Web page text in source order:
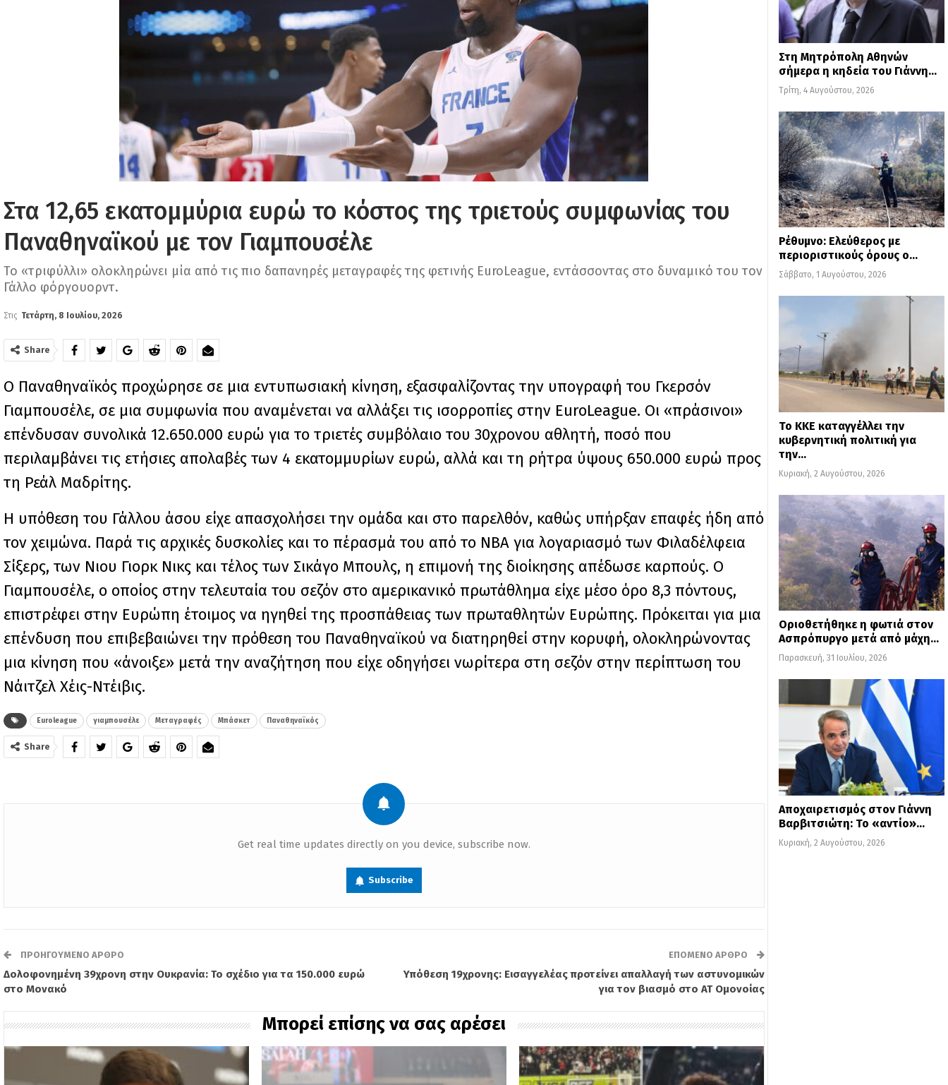
Στα 12,65 εκατομμύρια ευρώ το κόστος της τριετούς συμφωνίας του
Παναθηναϊκού με τον Γιαμπουσέλε
Το «τριφύλλι» ολοκληρώνει μία από τις πιο δαπανηρές μεταγραφές της φετινής EuroLeague, εντάσσοντας στο δυναμικό του τον
Γάλλο φόργουορντ.
Στις Τετάρτη, 8 Ιουλίου, 2026
Share
Ο Παναθηναϊκός προχώρησε σε μια εντυπωσιακή κίνηση, εξασφαλίζοντας την υπογραφή του Γκερσόν
Γιαμπουσέλε, σε μια συμφωνία που αναμένεται να αλλάξει τις ισορροπίες στην EuroLeague. Οι «πράσινοι»
επένδυσαν συνολικά 12.650.000 ευρώ για το τριετές συμβόλαιο του 30χρονου αθλητή, ποσό που
περιλαμβάνει τις ετήσιες απολαβές των 4 εκατομμυρίων ευρώ, αλλά και τη ρήτρα ύψους 650.000 ευρώ προς
τη Ρεάλ Μαδρίτης.
Η υπόθεση του Γάλλου άσου είχε απασχολήσει την ομάδα και στο παρελθόν, καθώς υπήρξαν επαφές ήδη από
τον χειμώνα. Παρά τις αρχικές δυσκολίες και το πέρασμά του από το NBA για λογαριασμό των Φιλαδέλφεια
Σίξερς, των Νιου Γιορκ Νικς και τέλος των Σικάγο Μπουλς, η επιμονή της διοίκησης απέδωσε καρπούς. Ο
Γιαμπουσέλε, ο οποίος στην τελευταία του σεζόν στο αμερικανικό πρωτάθλημα είχε μέσο όρο 8,3 πόντους,
επιστρέφει στην Ευρώπη έτοιμος να ηγηθεί της προσπάθειας των πρωταθλητών Ευρώπης. Πρόκειται για μια
επένδυση που επιβεβαιώνει την πρόθεση του Παναθηναϊκού να διατηρηθεί στην κορυφή, ολοκληρώνοντας
μια κίνηση που «άνοιξε» μετά την αναζήτηση που είχε οδηγήσει νωρίτερα στη σεζόν στην περίπτωση του
Νάιτζελ Χέις-Ντέιβις.
Euroleague γιαμπουσέλε Μεταγραφές Μπάσκετ Παναθηναϊκός
Share
Get real time updates directly on you device, subscribe now.
Subscribe
ΠΡΟΗΓΟΎΜΕΝΟ ΆΡΘΡΟ
Δολοφονημένη 39χρονη στην Ουκρανία: Το σχέδιο για τα 150.000 ευρώ
στο Μονακό
ΕΠΌΜΕΝΟ ΆΡΘΡΟ
Υπόθεση 19χρονης: Εισαγγελέας προτείνει απαλλαγή των αστυνομικών
για τον βιασμό στο ΑΤ Ομονοίας
Μπορεί επίσης να σας αρέσει
Στη Μητρόπολη Αθηνών
σήμερα η κηδεία του Γιάννη…
Τρίτη, 4 Αυγούστου, 2026
Ρέθυμνο: Ελεύθερος με
περιοριστικούς όρους ο…
Σάββατο, 1 Αυγούστου, 2026
Το ΚΚΕ καταγγέλλει την
κυβερνητική πολιτική για
την…
Κυριακή, 2 Αυγούστου, 2026
Οριοθετήθηκε η φωτιά στον
Ασπρόπυργο μετά από μάχη…
Παρασκευή, 31 Ιουλίου, 2026
Αποχαιρετισμός στον Γιάννη
Βαρβιτσιώτη: Το «αντίο»…
Κυριακή, 2 Αυγούστου, 2026